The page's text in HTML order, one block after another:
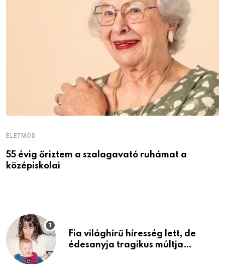
ÉLETMÓD
55 évig őriztem a szalagavató ruhámat a
középiskolai
Fia világhírű híresség lett, de
édesanyja tragikus múltja